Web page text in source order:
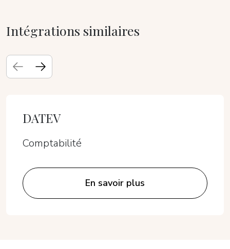
Intégrations similaires
DATEV
Comptabilité
En savoir plus